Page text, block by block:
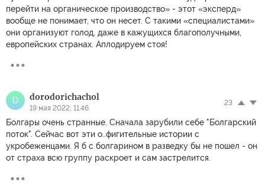
перейти на органическое производство» - этот «эксперд»
вообще не понимает, что он несет. С такими «специалистами»
они организуют голод, даже в кажущихся благополучными,
европейских странах. Аплодируем стоя!
D dorodorichachol
19 мая 2022, 11:46
23
Болгары очень странные. Сначала зарубили себе "Болгарский
поток". Сейчас вот эти о..фигительные истории с
укробеженцами. Я б с болгарином в разведку бы не пошел - он
от страха всю группу раскроет и сам застрелится.